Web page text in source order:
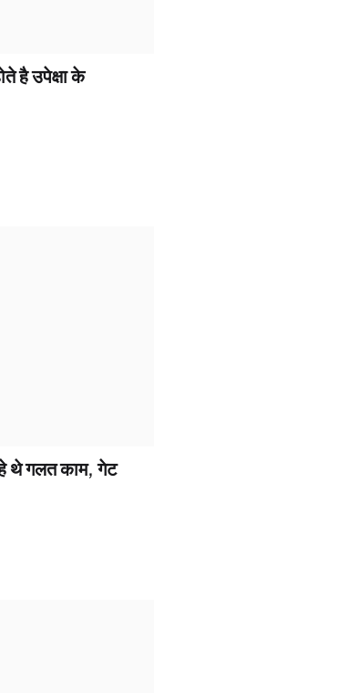
है उपेक्षा के
थे गलत काम, गेट